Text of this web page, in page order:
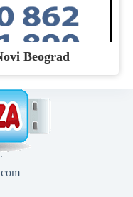
Beograd